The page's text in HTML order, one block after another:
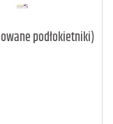
3
podłokietniki)